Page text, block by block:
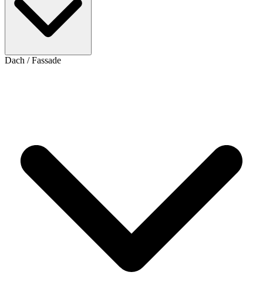
Dach / Fassade